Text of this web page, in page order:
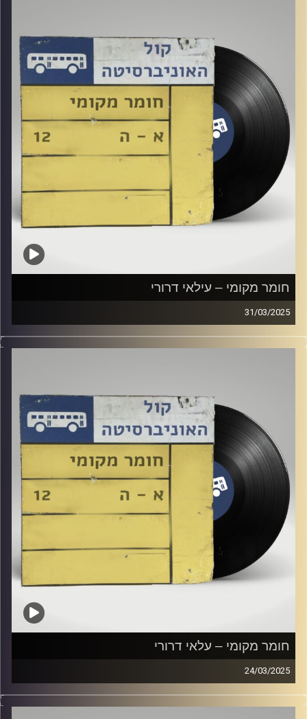
חומר מקומי – עילאי דרורי
31/03/2025
שעה של מוזיקה ישראלית עם עלאי דרורי
חומר מקומי – עלאי דרורי
24/03/2025
שעה של מוזיקה ישראלית עם עלאי דרורי